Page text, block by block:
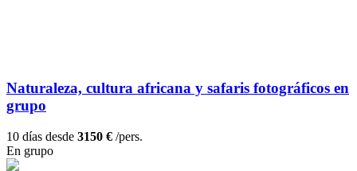
Naturaleza, cultura africana y safaris fotográficos en
grupo
10 días desde 3150 € /pers.
En grupo